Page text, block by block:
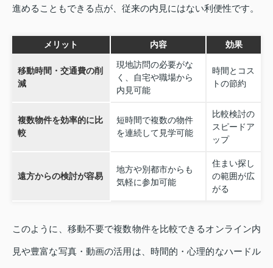
進めることもできる点が、従来の内見にはない利便性です。
メリット 内容 効果
移動時間・交通費の削
減
現地訪問の必要がな
く、自宅や職場から
内見可能
時間とコス
トの節約
複数物件を効率的に比
較
短時間で複数の物件
を連続して見学可能
比較検討の
スピードア
ップ
遠方からの検討が容易
地方や別都市からも
気軽に参加可能
住まい探し
の範囲が広
がる
このように、移動不要で複数物件を比較できるオンライン内
見や豊富な写真・動画の活用は、時間的・心理的なハードル